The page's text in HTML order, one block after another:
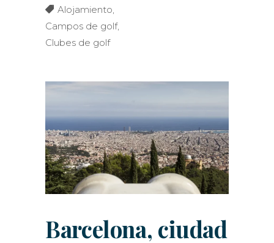
Alojamiento,
Campos de golf,
Clubes de golf
Barcelona, ciudad